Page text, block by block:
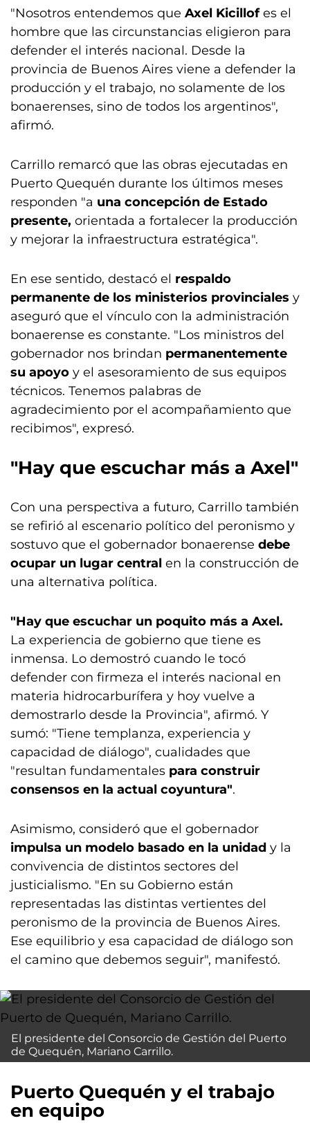
"Nosotros entendemos que Axel Kicillofes el
hombre que las circunstancias eligieron para
defender el interés nacional. Desde la
provincia de Buenos Aires viene a defender la
producción y el trabajo, no solamente de los
bonaerenses, sino de todos los argentinos",
afirmó.
Carrillo remarcó que las obras ejecutadas en
Puerto Quequén durante los últimos meses
responden "a una concepción de Estado
presente, orientada a fortalecer la producción
y mejorar la infraestructura estratégica".
En ese sentido, destacó el respaldo
permanente de los ministerios provinciales y
aseguró que el vínculo con la administración
bonaerense es constante. "Los ministros del
gobernador nos brindan permanentemente
su apoyo y el asesoramiento de sus equipos
técnicos. Tenemos palabras de
agradecimiento por el acompañamiento que
recibimos", expresó.
"Hay que escuchar más a Axel"
Con una perspectiva a futuro, Carrillo también
se refirió al escenario político del peronismo y
sostuvo que el gobernador bonaerense debe
ocupar un lugar central en la construcción de
una alternativa política.
"Hay que escuchar un poquito más a Axel.
La experiencia de gobierno que tiene es
inmensa. Lo demostró cuando le tocó
defender con firmeza el interés nacional en
materia hidrocarburífera y hoy vuelve a
demostrarlo desde la Provincia", afirmó. Y
sumó: "Tiene templanza, experiencia y
capacidad de diálogo", cualidades que
"resultan fundamentales para construir
consensos en la actual coyuntura".
Asimismo, consideró que el gobernador
impulsa un modelo basado en la unidad y la
convivencia de distintos sectores del
justicialismo. "En su Gobierno están
representadas las distintas vertientes del
peronismo de la provincia de Buenos Aires.
Ese equilibrio y esa capacidad de diálogo son
el camino que debemos seguir", manifestó.
El presidente del Consorcio de Gestión del Puerto
de Quequén, Mariano Carrillo.
Puerto Quequén y el trabajo
en equipo